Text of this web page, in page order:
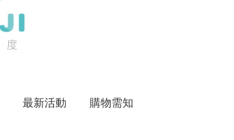
最新活動 購物需知